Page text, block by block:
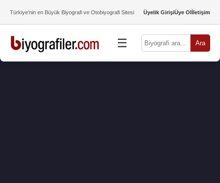
Türkiye’nin en Büyük Biyografi ve Otobiyografi Sitesi Üyelik GirişiÜye Olİletişim
☰ Ara